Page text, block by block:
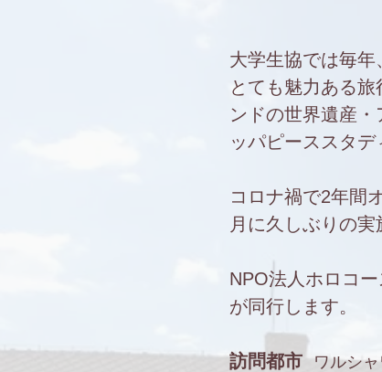
大学生協では毎
とても魅力ある
ンドの世界遺産
ッパピーススタデ
コロナ禍で2年間
月に久しぶりの
NPO法人ホロコ
が同行します。
訪問都市ワルシャ